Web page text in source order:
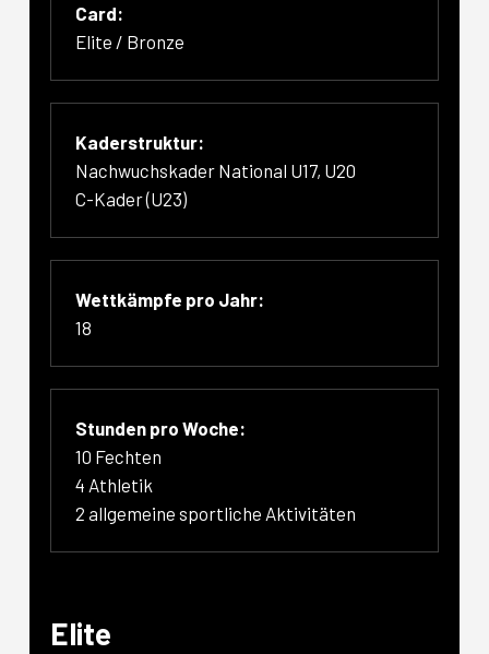
Card:
Elite / Bronze
Kaderstruktur:
Nachwuchskader National U17, U20
C-Kader (U23)
Wettkämpfe pro Jahr:
18
Stunden pro Woche:
10 Fechten
4 Athletik
2 allgemeine sportliche Aktivitäten
Elite